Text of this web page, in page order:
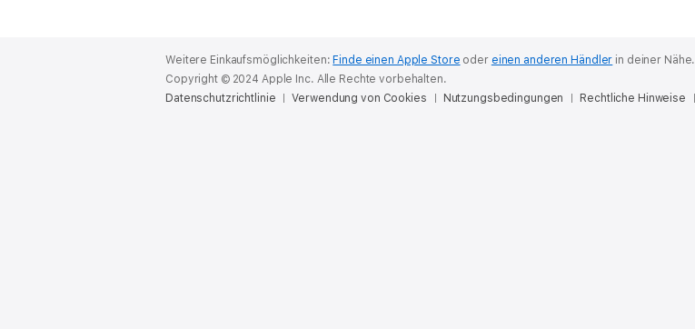
Weitere Einkaufsmöglichkeiten: Finde einen Apple Store oder einen anderen Händler in deiner Nähe.
Copyright © 2024 Apple Inc. Alle Rechte vorbehalten.
Datenschutzrichtlinie
Verwendung von Cookies Nutzungsbedingungen Rechtliche Hinweise